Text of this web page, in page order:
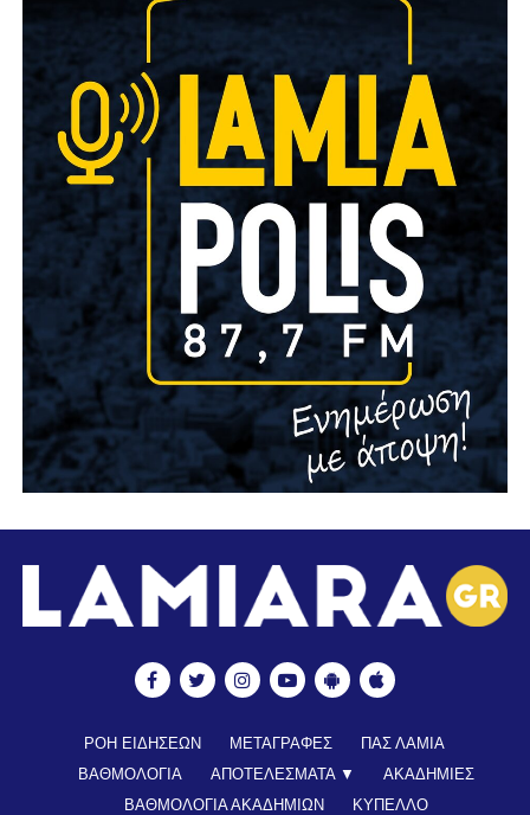
ΡΟΗ ΕΙΔΗΣΕΩΝ ΜΕΤΑΓΡΑΦΕΣ
ΠΑΣ ΛΑΜΙΑ
ΒΑΘΜΟΛΟΓΙΑ
ΑΠΟΤΕΛΕΣΜΑΤΑ ▼
ΑΚΑΔΗΜΙΕΣ
ΒΑΘΜΟΛΟΓΙΑ ΑΚΑΔΗΜΙΩΝ
ΚΥΠΕΛΛΟ